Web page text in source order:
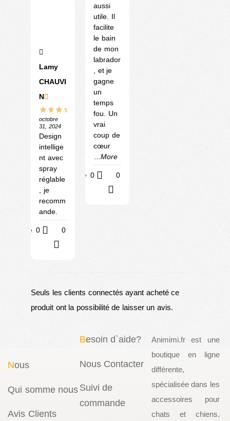
Lamy
CHAUVI
N
octobre
31, 2024
Design
intellige
nt avec
spray
réglable
, je
recomm
ande.
Utile 0 0
aussi
utile. Il
facilite
le bain
de mon
labrador
, et je
gagne
un
temps
fou. Un
vrai
coup de
cœur
...More
Utile 0 0
Seuls les clients connectés ayant acheté ce
produit ont la possibilité de laisser un avis.
Nous
Qui somme nous
Avis Clients
Besoin d`aide?
Nous Contacter
Suivi de
commande
Animimi.fr est une
boutique en ligne
différente,
spécialisée dans les
accessoires pour
chats et chiens.